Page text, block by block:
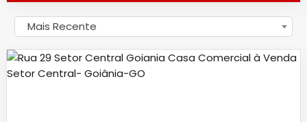
Mais Recente